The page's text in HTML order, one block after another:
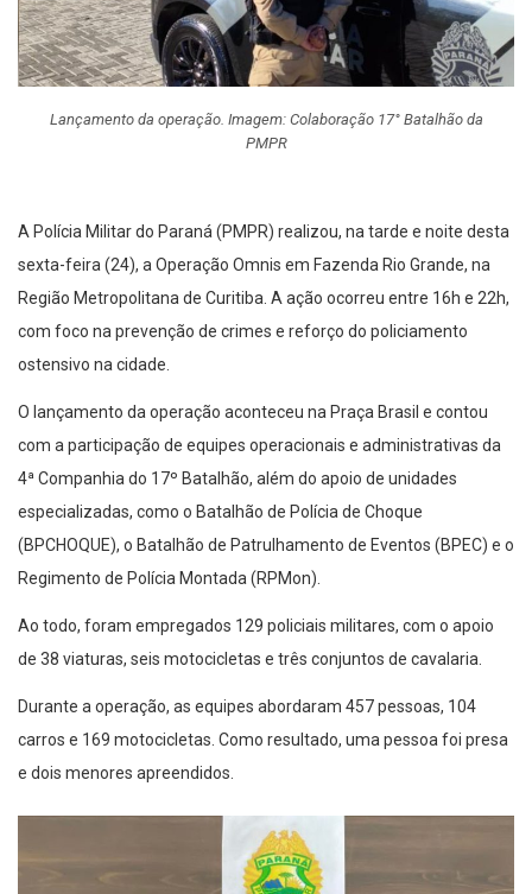
Lançamento da operação. Imagem: Colaboração 17° Batalhão da
PMPR
A Polícia Militar do Paraná (PMPR) realizou, na tarde e noite desta
sexta-feira (24), a Operação Omnis em Fazenda Rio Grande, na
Região Metropolitana de Curitiba. A ação ocorreu entre 16h e 22h,
com foco na prevenção de crimes e reforço do policiamento
ostensivo na cidade.
O lançamento da operação aconteceu na Praça Brasil e contou
com a participação de equipes operacionais e administrativas da
4ª Companhia do 17º Batalhão, além do apoio de unidades
especializadas, como o Batalhão de Polícia de Choque
(BPCHOQUE), o Batalhão de Patrulhamento de Eventos (BPEC) e o
Regimento de Polícia Montada (RPMon).
Ao todo, foram empregados 129 policiais militares, com o apoio
de 38 viaturas, seis motocicletas e três conjuntos de cavalaria.
Durante a operação, as equipes abordaram 457 pessoas, 104
carros e 169 motocicletas. Como resultado, uma pessoa foi presa
e dois menores apreendidos.